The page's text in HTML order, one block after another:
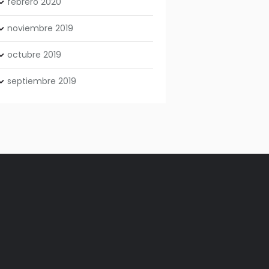
noviembre2019
octubre2019
septiembre2019